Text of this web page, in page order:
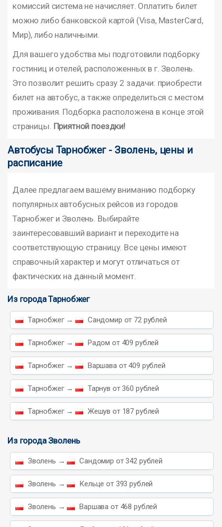
комиссий система не начисляет. Оплатить билет
можно либо банковской картой (Visa, MasterCard,
Мир), либо наличными.
Для вашего удобства мы подготовили подборку
гостиниц и отелей, расположенных в г. Зволень.
Это позволит решить сразу 2 задачи: приобрести
билет на автобус, а также определиться с местом
проживания. Подборка расположена в конце этой
страницы. Приятной поездки!
Автобусы Тарнобжег - Зволень, цены и
расписание
Далее предлагаем вашему вниманию подборку
популярных автобусных рейсов из городов
Тарнобжег и Зволень. Выбирайте
заинтересовавший вариант и переходите на
соответствующую страницу. Все цены имеют
справочный характер и могут отличаться от
фактических на данный момент.
Из города Тарнобжег
Тарнобжег → Сандомир от 72 рублей
Тарнобжег → Радом от 409 рублей
Тарнобжег → Варшава от 409 рублей
Тарнобжег → Тарнув от 360 рублей
Тарнобжег → Жешув от 187 рублей
Из города Зволень
Зволень → Сандомир от 342 рублей
Зволень → Кельце от 393 рублей
Зволень → Варшава от 468 рублей